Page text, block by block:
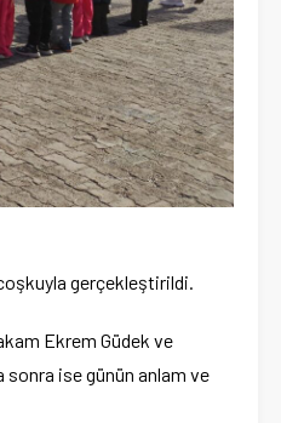
gerçekleştirildi.
Ekrem Güdek ve
sonra ise günün anlam ve